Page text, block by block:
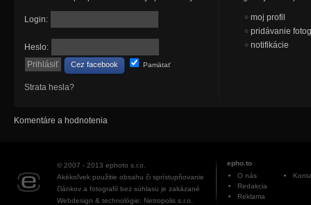
Login:
Heslo:
Cez facebook Pamätať
Strata hesla?
moj profil
pridávanie
notifikácie
Komentáre a hodnotenia
© 2007 - 2013 ephoto s.r.o.
Akékoľvek použitie obsahu či sprístupňovanie
článkov a fotografií bez súhlasu je zakázané
Webdesign & technológie: Netropolis s.r.o.
epho.to
O nás
Redakcia
Reklama